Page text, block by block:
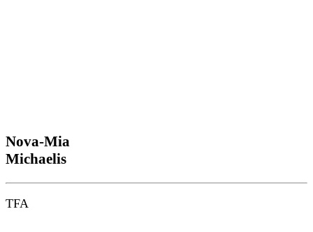
Nova-Mia
Michaelis
TFA